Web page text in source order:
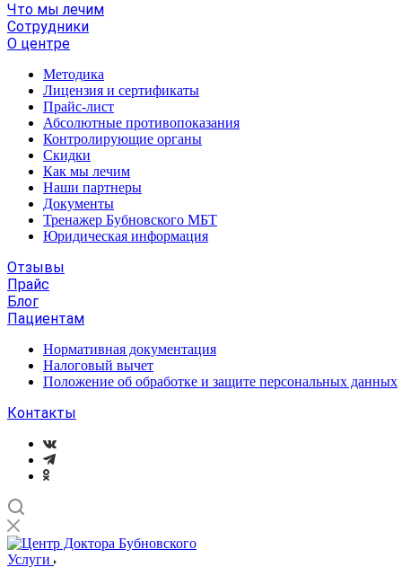
Что мы лечим
Сотрудники
О центре
Методика
Лицензия и сертификаты
Прайс-лист
Абсолютные противопоказания
Контролирующие органы
Скидки
Как мы лечим
Наши партнеры
Документы
Тренажер Бубновского МБТ
Юридическая информация
Отзывы
Прайс
Блог
Пациентам
Нормативная документация
Налоговый вычет
Положение об обработке и защите персональных данных
Контакты
Услуги